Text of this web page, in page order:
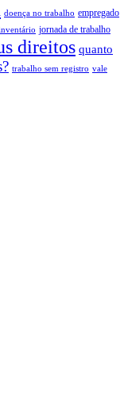
doença no trabalho empregado
jornada de trabalho
direitos quanto
trabalho sem registro vale